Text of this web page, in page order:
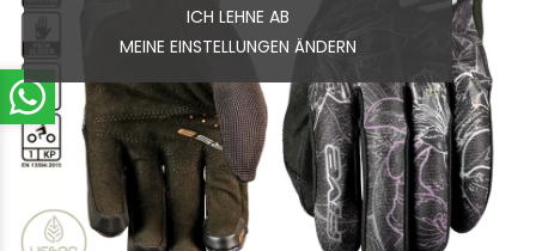
ICH LEHNE AB
MEINE EINSTELLUNGEN ÄNDERN